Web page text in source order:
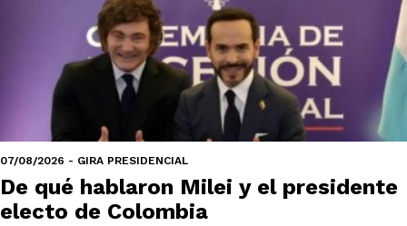
07/08/2026 - GIRA PRESIDENCIAL
De qué hablaron Milei y el presidente
electo de Colombia